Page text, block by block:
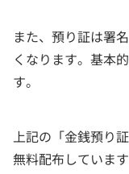
また、預り証は署
くなります。基本
す。
上記の「金銭預り
無料配布していま